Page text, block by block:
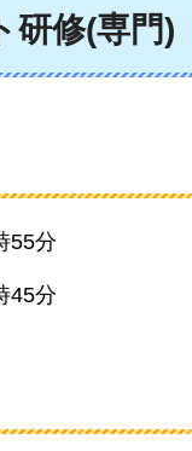
研修(専門)
55分
45分